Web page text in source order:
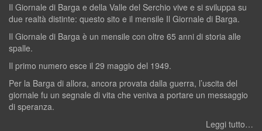
Il Giornale di Barga e della Valle del Serchio vive e si sviluppa su
due realtà distinte: questo sito e il mensile Il Giornale di Barga.
Il Giornale di Barga è un mensile con oltre 65 anni di storia alle
spalle.
Il primo numero esce il 29 maggio del 1949.
Per la Barga di allora, ancora provata dalla guerra, l’uscita del
giornale fu un segnale di vita che veniva a portare un messaggio
di speranza.
Leggi tutto…